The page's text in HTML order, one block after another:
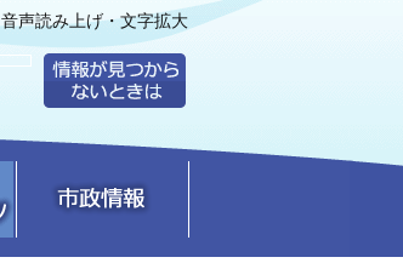
音声読み上げ・文字拡大